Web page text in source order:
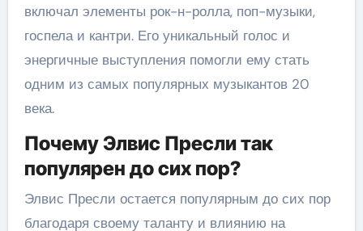
включал элементы рок-н-ролла, поп-музыки,
госпела и кантри. Его уникальный голос и
энергичные выступления помогли ему стать
одним из самых популярных музыкантов 20
века.
Почему Элвис Пресли так
популярен до сих пор?
Элвис Пресли остается популярным до сих пор
благодаря своему таланту и влиянию на